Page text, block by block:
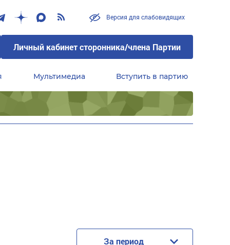
Версия для слабовидящих
Личный кабинет сторонника/члена Партии
Мультимедиа Вступить в партию
За период